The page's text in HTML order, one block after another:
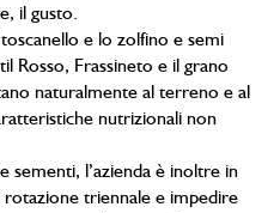
il gusto.
e lo zolfino e semi
Rosso, Frassineto e il grano
naturalmente al terreno e al
nutrizionali non
sementi, l’azienda è inoltre in
triennale e impedire